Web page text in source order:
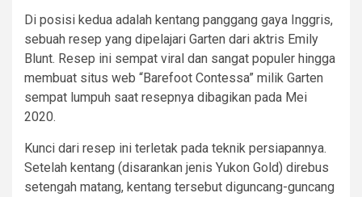
Di posisi kedua adalah kentang panggang gaya Inggris,
sebuah resep yang dipelajari Garten dari aktris Emily
Blunt. Resep ini sempat viral dan sangat populer hingga
membuat situs web “Barefoot Contessa” milik Garten
sempat lumpuh saat resepnya dibagikan pada Mei
2020.
Kunci dari resep ini terletak pada teknik persiapannya.
Setelah kentang (disarankan jenis Yukon Gold) direbus
setengah matang, kentang tersebut diguncang-guncang